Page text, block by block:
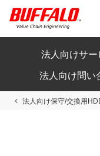
法人向けサー
法人向け問い
法人向け保守/交換用